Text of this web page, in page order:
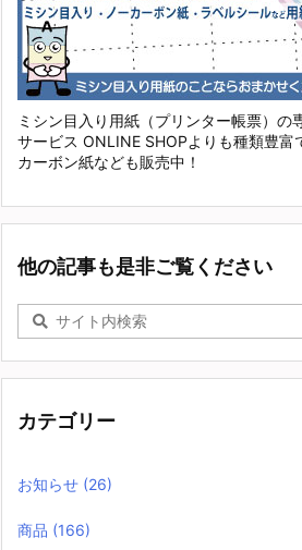
ミシン目入り用紙（プリンター帳票）の
サービス ONLINE SHOPよりも種類豊富
カーボン紙なども販売中！
他の記事も是非ご覧ください
カテゴリー
お知らせ (26)
商品 (166)